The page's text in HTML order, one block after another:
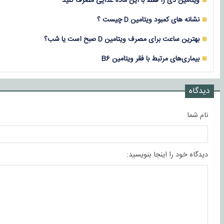
نشانه های کمبود ویتامین D چیست ؟
بهترین ساعت برای مصرف ویتامین D صبح است یا شب؟
بیماری‌های مرتبط با فقر ویتامین B6
دیدگاه
نام شما
دیدگاه خود را اینجا بنویسید: